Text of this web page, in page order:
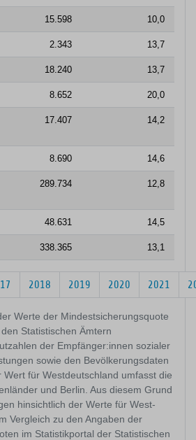
15.598 10,0
2.343 13,7
18.240 13,7
8.652 20,0
17.407 14,2
8.690 14,6
289.734 12,8
48.631 14,5
338.365 13,1
2018 2019 2020 2021
Werte der Mindestsicherungsquote
Statistischen Ämtern
der Empfänger:innen sozialer
sowie den Bevölkerungsdaten
für Westdeutschland umfasst die
und Berlin. Aus diesem Grund
hinsichtlich der Werte für West-
Vergleich zu den Angaben der
im Statistikportal der Statistischen